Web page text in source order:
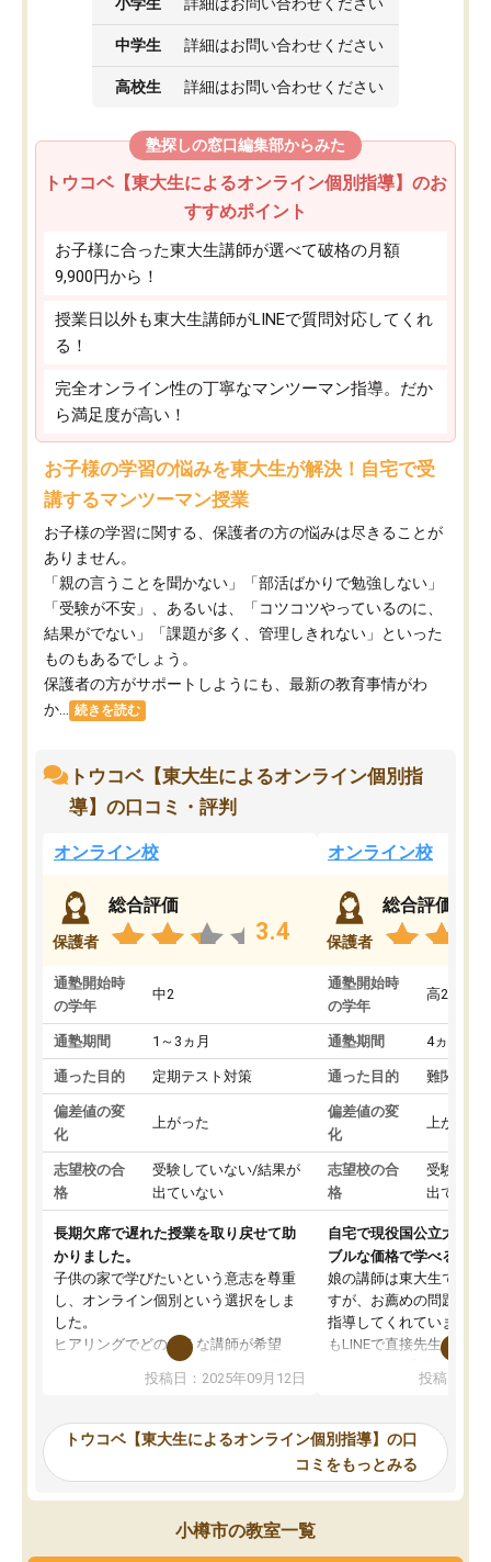
中学生 詳細はお問い合わせください
高校生 詳細はお問い合わせください
塾探しの窓口編集部からみた
トウコベ【東大生によるオンライン個別指導】のお
すすめポイント
お子様に合った東大生講師が選べて破格の月額
9,900円から！
授業日以外も東大生講師がLINEで質問対応してくれ
る！
完全オンライン性の丁寧なマンツーマン指導。だか
ら満足度が高い！
お子様の学習の悩みを東大生が解決！自宅で受
講するマンツーマン授業
お子様の学習に関する、保護者の方の悩みは尽きることが
ありません。
「親の言うことを聞かない」「部活ばかりで勉強しない」
「受験が不安」、あるいは、「コツコツやっているのに、
結果がでない」「課題が多く、管理しきれない」といった
ものもあるでしょう。
保護者の方がサポートしようにも、最新の教育事情がわ
か...
続きを読む
トウコベ【東大生によるオンライン個別指
導】の口コミ・評判
オンライン校
保護者
総合評価
3.4
通塾開始時
の学年
中2
通塾期間 1～3ヵ月
通った目的 定期テスト対策
偏差値の変
化
上がった
志望校の合
格
受験していない/結果が
出ていない
長期欠席で遅れた授業を取り戻せて助
かりました。
子供の家で学びたいという意志を尊重
し、オンライン個別という選択をしま
した。
ヒアリングでどのような講師が希望
か、オプションは付帯するかなど選ぶ
事が出来ました。
ーティングを行い、その講師で良いか
見てから講師を決定する事ができま
す。
うちの子は、初回面談の講師の方で決
投稿日：2025年09月12日
オンライン校
保護者
総合評価
通塾開始時
の学年
高2
通塾期間 4ヵ月～1
通った目的 難関私立
偏差値の変
化
上がった
志望校の合
格
受験して
出ていな
自宅で現役国公立大学生
ブルな価格で学べる
娘の講師は東大生では無
すが、お薦めの問題集や
指導してくれています。
もLINEで直接先生に質問
めれるので、個人に合
いなのがあり(有料)、受
ことをどんなスケジュー
くか相談したのですが、
ち期待したものではなく
投稿日：
トウコベ【東大生によるオンライン個別指導】の口
コミをもっとみる
小樽市の教室一覧